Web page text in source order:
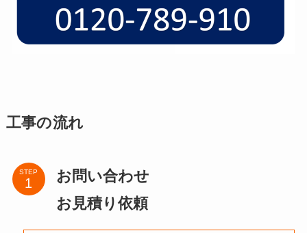
工事の流れ
STEP
お問い合わせ
お見積り依頼